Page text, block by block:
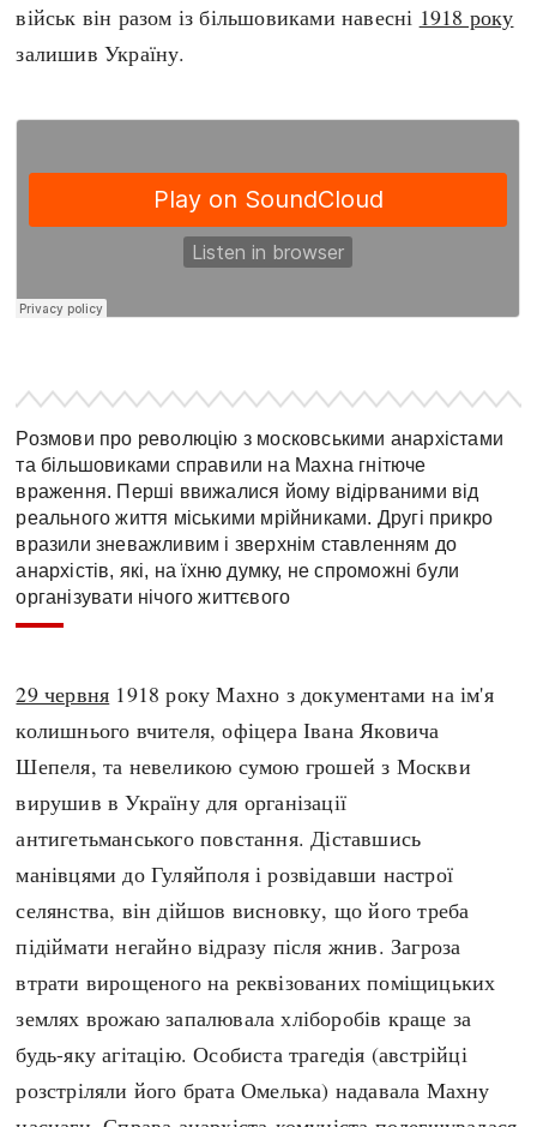
військ він разом із більшовиками навесні 1918 року
залишив Україну.
Розмови про революцію з московськими анархістами
та більшовиками справили на Махна гнітюче
враження. Перші ввижалися йому відірваними від
реального життя міськими мрійниками. Другі прикро
вразили зневажливим і зверхнім ставленням до
анархістів, які, на їхню думку, не спроможні були
організувати нічого життєвого
29 червня 1918 року Махно з документами на ім'я
колишнього вчителя, офіцера Івана Яковича
Шепеля, та невеликою сумою грошей з Москви
вирушив в Україну для організації
антигетьманського повстання. Діставшись
манівцями до Гуляйполя і розвідавши настрої
селянства, він дійшов висновку, що його треба
підіймати негайно відразу після жнив. Загроза
втрати вирощеного на реквізованих поміщицьких
землях врожаю запалювала хліборобів краще за
будь-яку агітацію. Особиста трагедія (австрійці
розстріляли його брата Омелька) надавала Махну